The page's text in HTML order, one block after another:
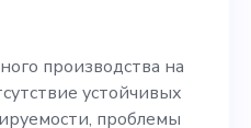
производства на
устойчивых
проблемы